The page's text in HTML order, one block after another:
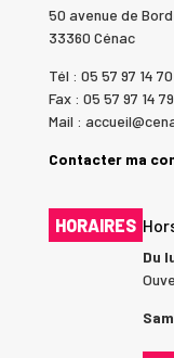
50 avenue de
33360 Cénac
Tél : 05 57 97 14 70
Fax : 05 57 97 14 79
Mail :
Contacter ma
HORAIRES
Du